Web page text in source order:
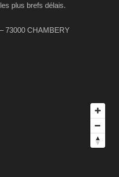
plus brefs délais.
73000 CHAMBERY